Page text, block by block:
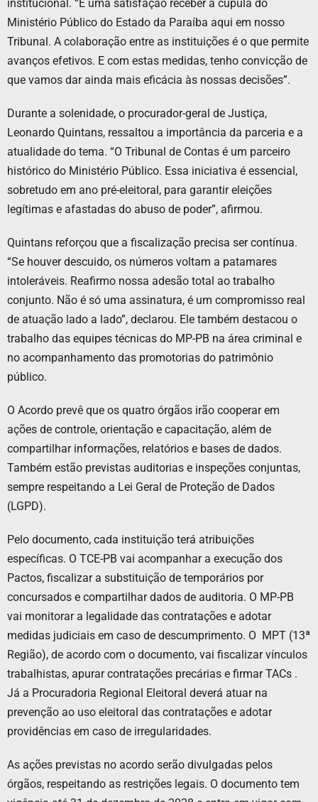
institucional. “É uma satisfação receber a cúpula do
Ministério Público do Estado da Paraíba aqui em nosso
Tribunal. A colaboração entre as instituições é o que permite
avanços efetivos. E com estas medidas, tenho convicção de
que vamos dar ainda mais eficácia às nossas decisões”.
Durante a solenidade, o procurador-geral de Justiça,
Leonardo Quintans, ressaltou a importância da parceria e a
atualidade do tema. “O Tribunal de Contas é um parceiro
histórico do Ministério Público. Essa iniciativa é essencial,
sobretudo em ano pré-eleitoral, para garantir eleições
legítimas e afastadas do abuso de poder”, afirmou.
Quintans reforçou que a fiscalização precisa ser contínua.
“Se houver descuido, os números voltam a patamares
intoleráveis. Reafirmo nossa adesão total ao trabalho
conjunto. Não é só uma assinatura, é um compromisso real
de atuação lado a lado”, declarou. Ele também destacou o
trabalho das equipes técnicas do MP-PB na área criminal e
no acompanhamento das promotorias do patrimônio
público.
O Acordo prevê que os quatro órgãos irão cooperar em
ações de controle, orientação e capacitação, além de
compartilhar informações, relatórios e bases de dados.
Também estão previstas auditorias e inspeções conjuntas,
sempre respeitando a Lei Geral de Proteção de Dados
(LGPD).
Pelo documento, cada instituição terá atribuições
específicas. O TCE-PB vai acompanhar a execução dos
Pactos, fiscalizar a substituição de temporários por
concursados e compartilhar dados de auditoria. O MP-PB
vai monitorar a legalidade das contratações e adotar
medidas judiciais em caso de descumprimento. O MPT (13ª
Região), de acordo com o documento, vai fiscalizar vínculos
trabalhistas, apurar contratações precárias e firmar TACs .
Já a Procuradoria Regional Eleitoral deverá atuar na
prevenção ao uso eleitoral das contratações e adotar
providências em caso de irregularidades.
As ações previstas no acordo serão divulgadas pelos
órgãos, respeitando as restrições legais. O documento tem